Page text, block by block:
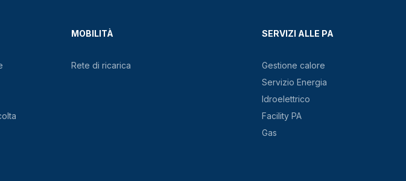
MOBILITÀ
Rete di ricarica
SERVIZI ALLE PA
Gestione calore
Servizio Energia
Idroelettrico
Facility PA
Gas